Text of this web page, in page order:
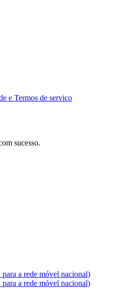
e Termos de serviço
sucesso.
a rede móvel nacional)
a rede móvel nacional)